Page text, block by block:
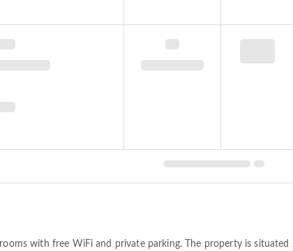
with free WiFi and private parking. The property is